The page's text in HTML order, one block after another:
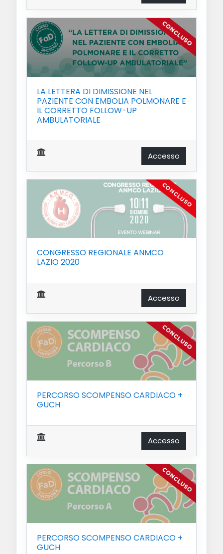
LA LETTERA DI DIMISSIONE NEL
PAZIENTE CON EMBOLIA POLMONARE E
IL CORRETTO FOLLOW-UP
AMBULATORIALE
Accesso
CONGRESSO REGIONALE ANMCO
LAZIO 2020
Accesso
PERCORSO SCOMPENSO CARDIACO +
GUCH
Accesso
PERCORSO SCOMPENSO CARDIACO +
GUCH